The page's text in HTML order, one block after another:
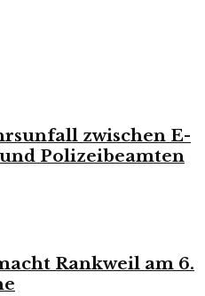
zwischen E-
Polizeibeamten
Rankweil am 6.